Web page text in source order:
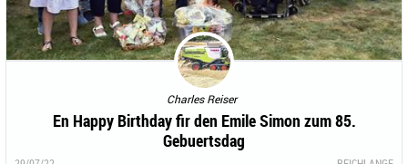
Charles Reiser
En Happy Birthday fir den Emile Simon zum 85.
Gebuertsdag